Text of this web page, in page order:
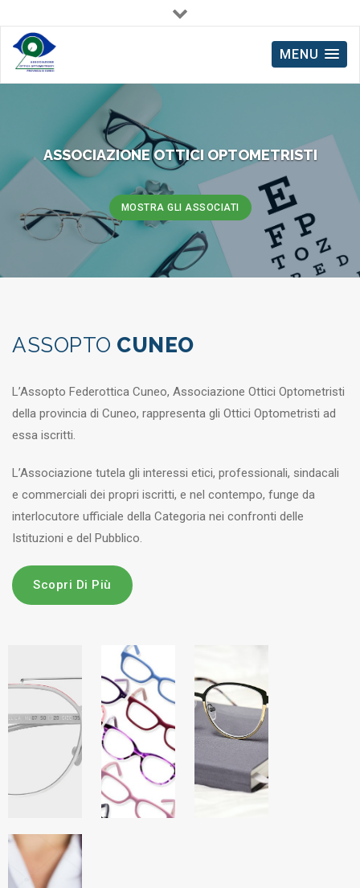
Via Avogadro, 32 - 12100 Cuneo
MENU
ASSOCIAZIONE OTTICI OPTOMETRISTI
MOSTRA GLI ASSOCIATI
ASSOPTO CUNEO
L’Assopto Federottica Cuneo, Associazione Ottici Optometristi
della provincia di Cuneo, rappresenta gli Ottici Optometristi ad
essa iscritti.
L’Associazione tutela gli interessi etici, professionali, sindacali
e commerciali dei propri iscritti, e nel contempo, funge da
interlocutore ufficiale della Categoria nei confronti delle
Istituzioni e del Pubblico.
Scopri Di Più